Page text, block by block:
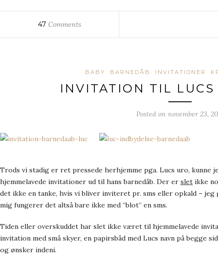
47 Comments
BABY BARNEDÅB INVITATIONER
INVITATION TIL
Posted on november 23,
Trods vi stadig er ret pressede herhjemme pga. Lucs uro, kunne
hjemmelavede invitationer ud til hans barnedåb. Der er slet ikke
det ikke en tanke, hvis vi bliver inviteret pr. sms eller opkald –
mig fungerer det altså bare ikke med “blot” en sms.
Tiden eller overskuddet har slet ikke været til hjemmelavede
invitation med små skyer, en papirsbåd med Lucs navn på begge
og ønsker indeni.